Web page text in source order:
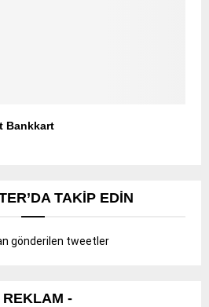
Bankkart
TAKIP EDIN
gönderilen tweetler
REKLAM -